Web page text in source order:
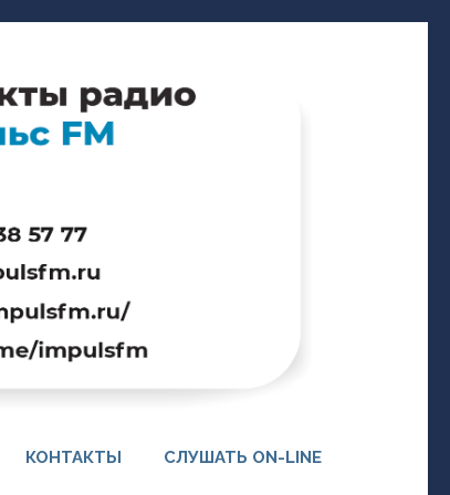
КОНТАКТЫ СЛУШАТЬ ON-LINE